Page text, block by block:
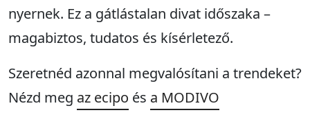
nyernek. Ez a gátlástalan divat időszaka –
magabiztos, tudatos és kísérletező.
Szeretnéd azonnal megvalósítani a trendeket?
Nézd meg az ecipo és a MODIVO